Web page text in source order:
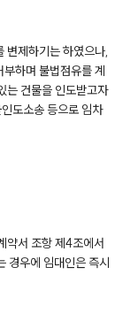
변제하기는 하였으나,
하며 불법점유를 계
는 건물을 인도받고자
도소송 등으로 임차
약서 조항 제4조에서
경우에 임대인은 즉시